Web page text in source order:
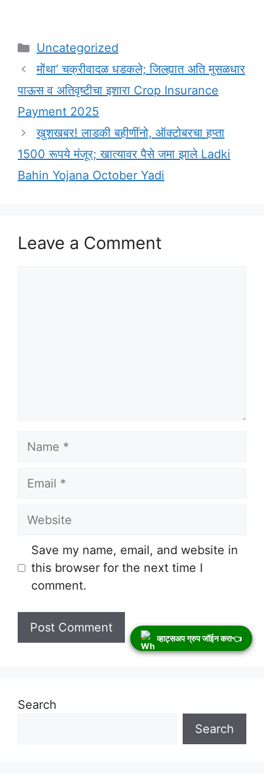
व्हाट्सअप ग्रुप जॉईन करा👈
Categories
Uncategorized
मोंथा’ चक्रीवादळ धडकले; जिल्ह्यात अति मुसळधार
पाऊस व अतिवृष्टीचा इशारा Crop Insurance
Payment 2025
खुशखबर! लाडकी बहीणींनो, ऑक्टोबरचा हप्ता
1500 रूपये मंजूर; खात्यावर पैसे जमा झाले Ladki
Bahin Yojana October Yadi
Leave a Comment
Name
Email
Website
Save my name, email, and website in
this browser for the next time I
comment.
Search
Search